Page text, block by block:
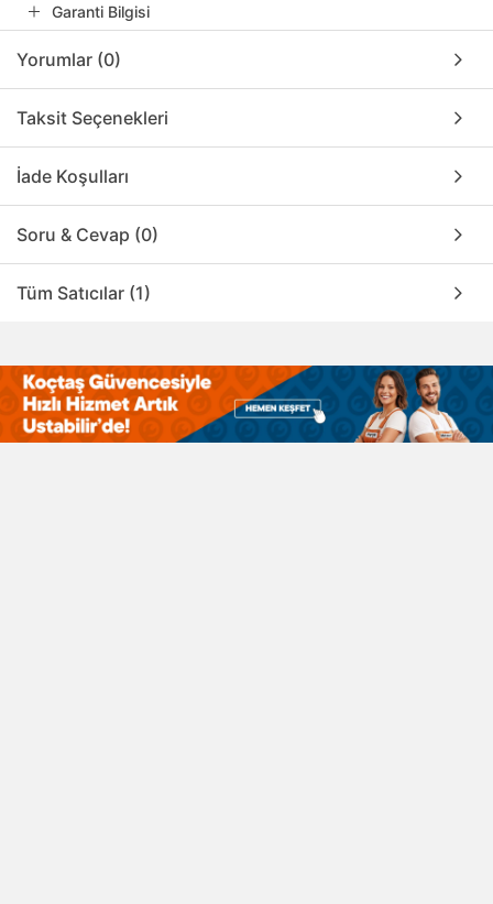
Garanti Bilgisi
Yorumlar (0)
Taksit Seçenekleri
İade Koşulları
Soru & Cevap (0)
Tüm Satıcılar (1)